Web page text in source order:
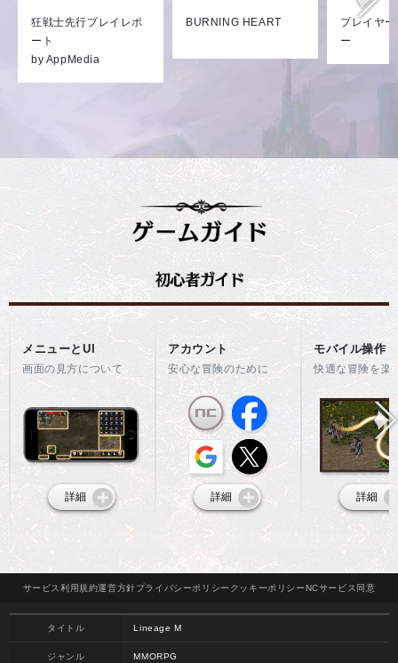
狂戦士先行プレイレポ
ート
by AppMedia
BURNING HEART
プレイヤ
ー
メニューとUI
画面の見方について
詳細
アカウント
安心な冒険のために
詳細
モバイル操作
快適な冒険を楽
詳細
サービス 利用規約運営方針プライバシーポリシー クッキーポリシーNCサービス 同意
タイトル Lineage M
ジャンル MMORPG